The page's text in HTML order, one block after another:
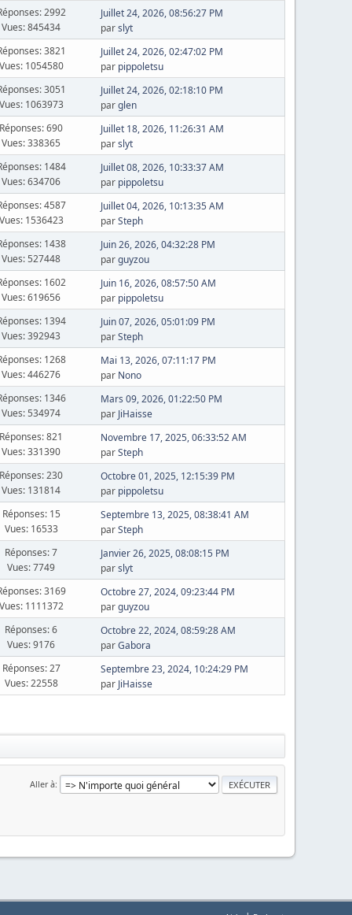
2992
Vues: 845434
Juillet 24, 2026, 08:56:27 PM
parslyt
3821
Vues: 1054580
Juillet 24, 2026, 02:47:02 PM
par pippoletsu
3051
Vues: 1063973
Juillet 24, 2026, 02:18:10 PM
parglen
Réponses: 690
Vues: 338365
Juillet 18, 2026, 11:26:31 AM
parslyt
1484
Vues: 634706
Juillet 08, 2026, 10:33:37 AM
par pippoletsu
4587
Vues: 1536423
Juillet 04, 2026, 10:13:35 AM
parSteph
1438
Vues: 527448
Juin 26, 2026, 04:32:28 PM
parguyzou
1602
Vues: 619656
Juin 16, 2026, 08:57:50 AM
par pippoletsu
1394
Vues: 392943
Juin 07, 2026, 05:01:09 PM
parSteph
1268
Vues: 446276
Mai 13, 2026, 07:11:17 PM
par Nono
1346
Vues: 534974
Mars 09, 2026, 01:22:50 PM
par JiHaisse
Réponses: 821
Vues: 331390
Novembre 17, 2025, 06:33:52 AM
parSteph
Réponses: 230
Vues: 131814
Octobre 01, 2025, 12:15:39 PM
par pippoletsu
Réponses: 15
Vues: 16533
Septembre 13, 2025, 08:38:41 AM
parSteph
Réponses: 7
Vues: 7749
Janvier 26, 2025, 08:08:15 PM
parslyt
3169
Vues: 1111372
Octobre 27, 2024, 09:23:44 PM
parguyzou
Réponses: 6
Vues: 9176
Octobre 22, 2024, 08:59:28 AM
parGabora
Réponses: 27
Vues: 22558
Septembre 23, 2024, 10:24:29 PM
par JiHaisse
Aller à